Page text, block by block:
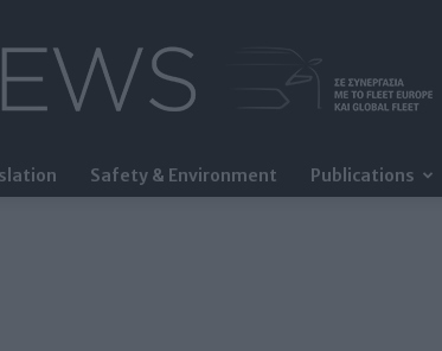
FleetNews
Safety & Environment Publications